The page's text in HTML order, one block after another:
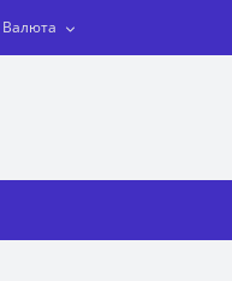
Валюта